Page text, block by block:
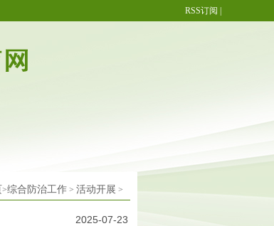
RSS订阅
艾滋病试纸怎么用 防艾须
>综合防治工作 > 活动开展 >
2025-07-23